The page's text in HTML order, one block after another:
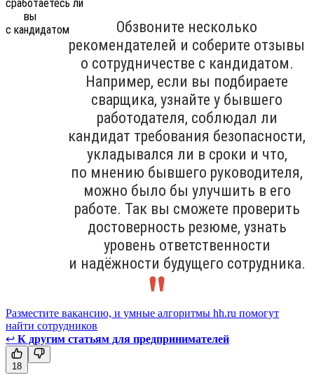
Обзвоните несколько
рекомендателей и соберите отзывы
о сотрудничестве с кандидатом.
Например, если вы подбираете
сварщика, узнайте у бывшего
работодателя, соблюдал ли
кандидат требования безопасности,
укладывался ли в сроки и что,
по мнению бывшего руководителя,
можно было бы улучшить в его
работе. Так вы сможете проверить
достоверность резюме, узнать
уровень ответственности
и надёжности будущего сотрудника.
Разместите вакансию, и умные алгоритмы hh.ru помогут
найти сотрудников
↩ К другим статьям для предпринимателей
18